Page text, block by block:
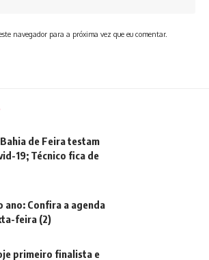
navegador para a próxima vez que eu comentar.
de Feira testam
19; Técnico fica de
ano: Confira a agenda
feira (2)
primeiro finalista e